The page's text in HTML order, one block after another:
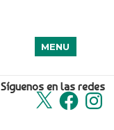
Síguenos en las redes
X Facebook
MENU